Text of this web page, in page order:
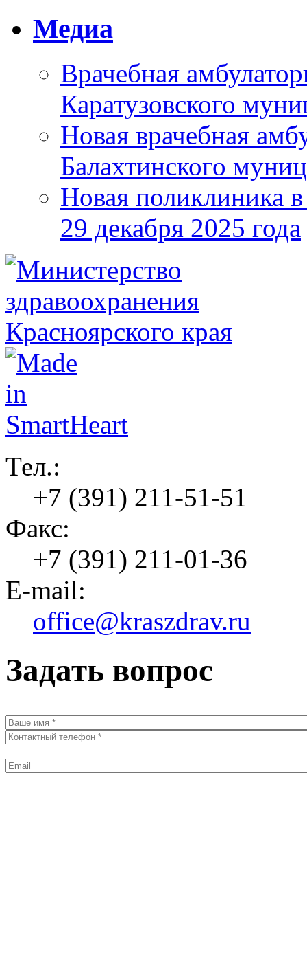
Медиа
Врачебная
Каратузовского
Новая врачебная
Балахтинского
Новая поликлиника
29 декабря 2025 года
Тел.:
+7 (391) 211-51-51
Факс:
+7 (391) 211-01-36
E-mail:
office@kraszdrav.ru
Задать вопрос